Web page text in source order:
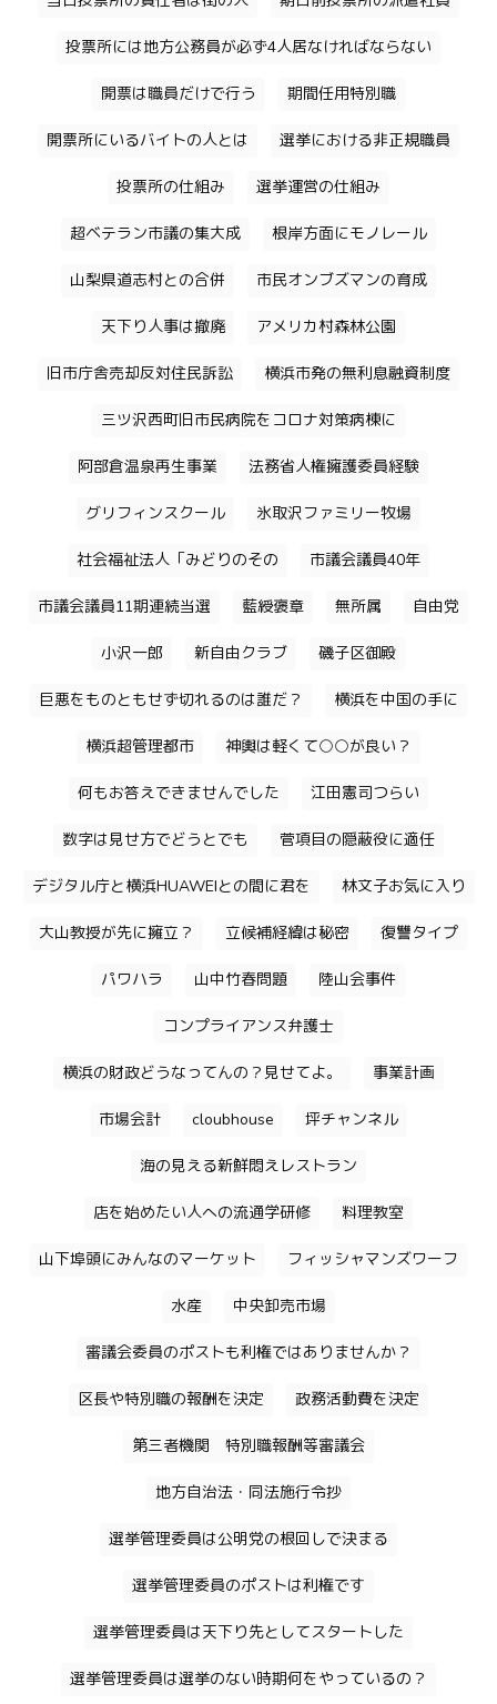
投票所には地方公務員が必ず4人居なければならない
開票は職員だけで行う 期間任用特別職
開票所にいるバイトの人とは 選挙における非正規職員
投票所の仕組み 選挙運営の仕組み
超ベテラン市議の集大成 根岸方面にモノレール
山梨県道志村との合併 市民オンブズマンの育成
天下り人事は撤廃 アメリカ村森林公園
旧市庁舎売却反対住民訴訟 横浜市発の無利息融資制度
三ツ沢西町旧市民病院をコロナ対策病棟に
阿部倉温泉再生事業 法務省人権擁護委員経験
グリフィンスクール 氷取沢ファミリー牧場
社会福祉法人「みどりのその 市議会議員40年
市議会議員11期連続当選 藍綬褒章 無所属 自由党
小沢一郎 新自由クラブ 磯子区御殿
巨悪をものともせず切れるのは誰だ？ 横浜を中国の手に
横浜超管理都市 神輿は軽くて○○が良い？
何もお答えできませんでした 江田憲司つらい
数字は見せ方でどうとでも 菅項目の隠蔽役に適任
デジタル庁と横浜HUAWEIとの間に君を 林文子お気に入り
大山教授が先に擁立？ 立候補経緯は秘密 復讐タイプ
パワハラ 山中竹春問題 陸山会事件
コンプライアンス弁護士
横浜の財政どうなってんの？見せてよ。 事業計画
市場会計 cloubhouse 坪チャンネル
海の見える新鮮悶えレストラン
店を始めたい人への流通学研修 料理教室
山下埠頭にみんなのマーケット フィッシャマンズワーフ
水産 中央卸売市場
審議会委員のポストも利権ではありませんか？
区長や特別職の報酬を決定 政務活動費を決定
第三者機関 特別職報酬等審議会
地方自治法・同法施行令抄
選挙管理委員は公明党の根回しで決まる
選挙管理委員のポストは利権です
選挙管理委員は天下り先としてスタートした
選挙管理委員は選挙のない時期何をやっているの？